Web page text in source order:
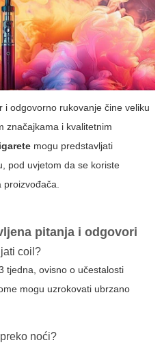
i odgovorno rukovanje čine veliku
značajkama i kvalitetnim
mogu predstavljati
pod uvjetom da se koriste
pitanja i odgovori
coil?
tjedna, ovisno o učestalosti
mogu uzrokovati ubrzano
noći?